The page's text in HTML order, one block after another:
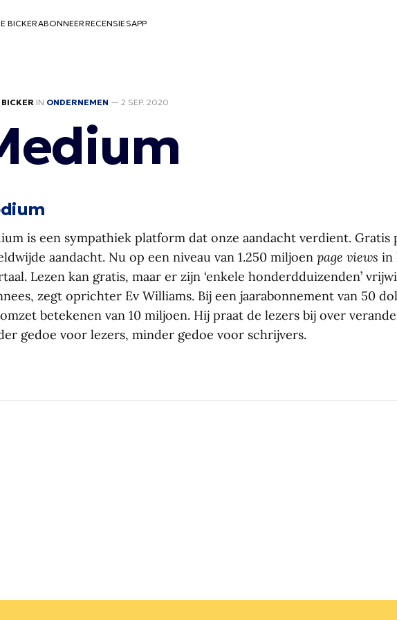
BICKERABONNEERRECENSIESAPP
BICKER IN ONDERNEMEN — 2 SEP. 2020
is een sympathiek platform dat onze aandacht verdient. Gratis
aandacht. Nu op een niveau van 1.250 miljoen page views in
Lezen kan gratis, maar er zijn ‘enkele honderdduizenden’
zegt oprichter Ev Williams. Bij een jaarabonnement van 50
betekenen van 10 miljoen. Hij praat de lezers bij over
gedoe voor lezers, minder gedoe voor schrijvers.